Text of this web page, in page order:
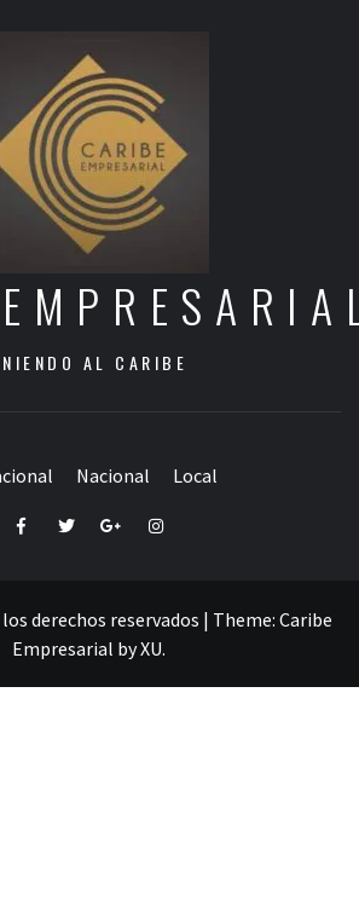
AL CARIBE
Nacional Local
FacebookTwitterGoogle+Instagram
derechos reservados | Theme: Caribe
Empresarial byXU.